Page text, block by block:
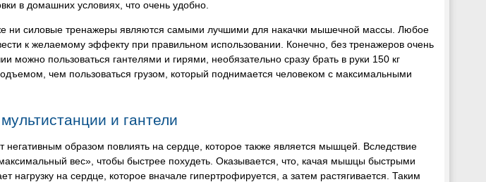
в домашних условиях, что очень удобно.
ни силовые тренажеры являются самыми лучшими для накачки мышечной массы. Любое
к желаемому эффекту при правильном использовании. Конечно, без тренажеров очень
можно пользоваться гантелями и гирями, необязательно сразу брать в руки 150 кг
чем пользоваться грузом, который поднимается человеком с максимальными
и гантели
образом повлиять на сердце, которое также является мышцей. Вследствие
вес», чтобы быстрее похудеть. Оказывается, что, качая мышцы быстрыми
нагрузку на сердце, которое вначале гипертрофируется, а затем растягивается. Таким